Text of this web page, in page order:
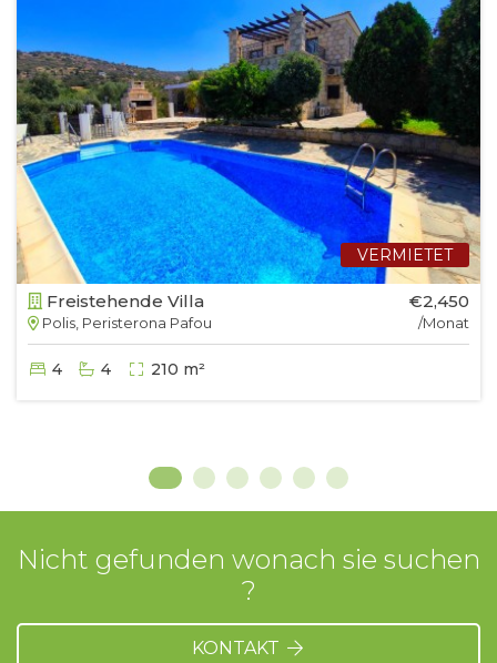
VERMIETET
Freistehende Villa
Polis, Peristerona Pafou
€2,450
/Monat
4 4 210 m²
Nicht gefunden wonach sie suchen
?
KONTAKT